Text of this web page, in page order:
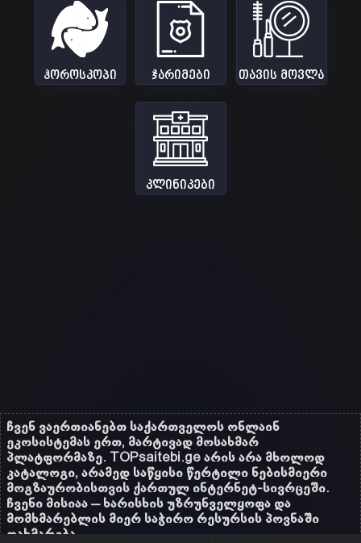
ჰოროსკოპი ჯარიმები თავის მოვლა
კლინიკები
ჩვენ ვაერთიანებთ საქართველოს ონლაინ
ეკოსისტემას ერთ, მარტივად მოსახმარ
პლატფორმაზე. TOPsaitebi.ge არის არა მხოლოდ
კატალოგი, არამედ საწყისი წერტილი ნებისმიერი
მოგზაურობისთვის ქართულ ინტერნეტ-სივრცეში.
ჩვენი მისიაა – ხარისხის უზრუნველყოფა და
მომხმარებლის მიერ საჭირო რესურსის პოვნაში
დახმარება.